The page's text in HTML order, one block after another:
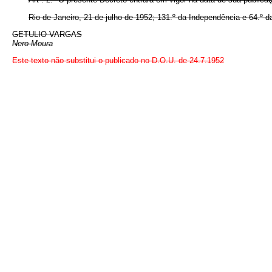
Rio de Janeiro, 21 de julho de 1952; 131.º da Independência e 64.º
GETULIO VARGAS
Nero Moura
Este texto não substitui o publicado no D.O.U. de 24.7.1952